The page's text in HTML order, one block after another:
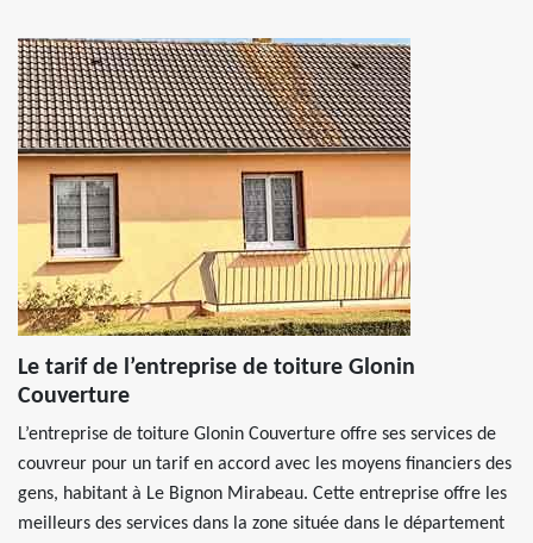
Le tarif de l’entreprise de toiture Glonin
Couverture
L’entreprise de toiture Glonin Couverture offre ses services de
couvreur pour un tarif en accord avec les moyens financiers des
gens, habitant à Le Bignon Mirabeau. Cette entreprise offre les
meilleurs des services dans la zone située dans le département